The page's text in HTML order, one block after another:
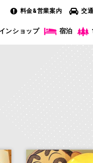
料金&営業案内 交
ンショップ 宿泊